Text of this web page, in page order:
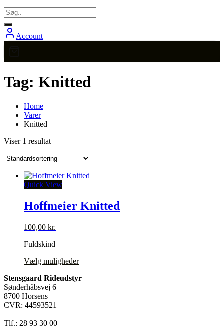
Account
Tag: Knitted
Home
Varer
Knitted
Viser 1 resultat
Quick View
Hoffmeier Knitted
100,00 kr.
Fuldskind
Vælg mulighederDette
har
Stensgaard Rideudstyr
Sønderhåbsvej 6
8700 Horsens
CVR: 44593521
Tlf.: 28 93 30 00